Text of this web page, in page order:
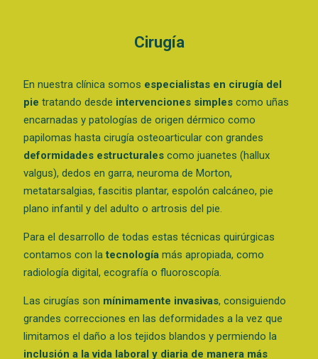
Cirugía
En nuestra clínica somos especialistas en cirugía del
pie tratando desde intervenciones simplescomo uñas
encarnadas y patologías de origen dérmico como
papilomas hasta cirugía osteoarticular con grandes
deformidades estructuralescomo juanetes (hallux
valgus), dedos en garra, neuroma de Morton,
metatarsalgias, fascitis plantar, espolón calcáneo, pie
plano infantil y del adulto o artrosis del pie.
Para el desarrollo de todas estas técnicas quirúrgicas
contamos con latecnologíamás apropiada, como
radiología digital, ecografía o fluoroscopía.
Las cirugías son mínimamente invasivas, consiguiendo
grandes correcciones en las deformidades a la vez que
limitamos el daño a los tejidos blandos y permiendo la
inclusión a la vida laboral y diaria de manera más